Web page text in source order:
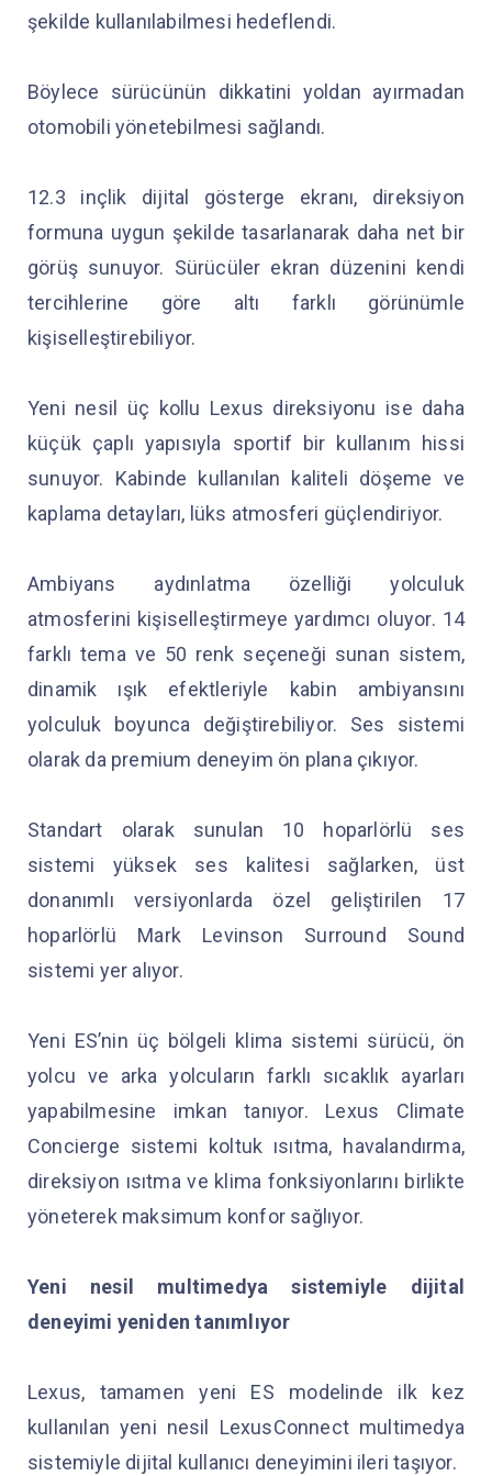
şekilde kullanılabilmesi hedeflendi.
Böylece sürücünün dikkatini yoldan ayırmadan
otomobili yönetebilmesi sağlandı.
12.3 inçlik dijital gösterge ekranı, direksiyon
formuna uygun şekilde tasarlanarak daha net bir
görüş sunuyor. Sürücüler ekran düzenini kendi
tercihlerine göre altı farklı görünümle
kişiselleştirebiliyor.
Yeni nesil üç kollu Lexus direksiyonu ise daha
küçük çaplı yapısıyla sportif bir kullanım hissi
sunuyor. Kabinde kullanılan kaliteli döşeme ve
kaplama detayları, lüks atmosferi güçlendiriyor.
Ambiyans aydınlatma özelliği yolculuk
atmosferini kişiselleştirmeye yardımcı oluyor. 14
farklı tema ve 50 renk seçeneği sunan sistem,
dinamik ışık efektleriyle kabin ambiyansını
yolculuk boyunca değiştirebiliyor. Ses sistemi
olarak da premium deneyim ön plana çıkıyor.
Standart olarak sunulan 10 hoparlörlü ses
sistemi yüksek ses kalitesi sağlarken, üst
donanımlı versiyonlarda özel geliştirilen 17
hoparlörlü Mark Levinson Surround Sound
sistemi yer alıyor.
Yeni ES’nin üç bölgeli klima sistemi sürücü, ön
yolcu ve arka yolcuların farklı sıcaklık ayarları
yapabilmesine imkan tanıyor. Lexus Climate
Concierge sistemi koltuk ısıtma, havalandırma,
direksiyon ısıtma ve klima fonksiyonlarını birlikte
yöneterek maksimum konfor sağlıyor.
Yeni nesil multimedya sistemiyle dijital
deneyimi yeniden tanımlıyor
Lexus, tamamen yeni ES modelinde ilk kez
kullanılan yeni nesil LexusConnect multimedya
sistemiyle dijital kullanıcı deneyimini ileri taşıyor.